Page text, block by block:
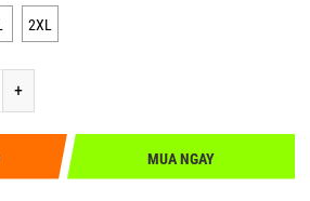
2XL
+
MUA NGAY